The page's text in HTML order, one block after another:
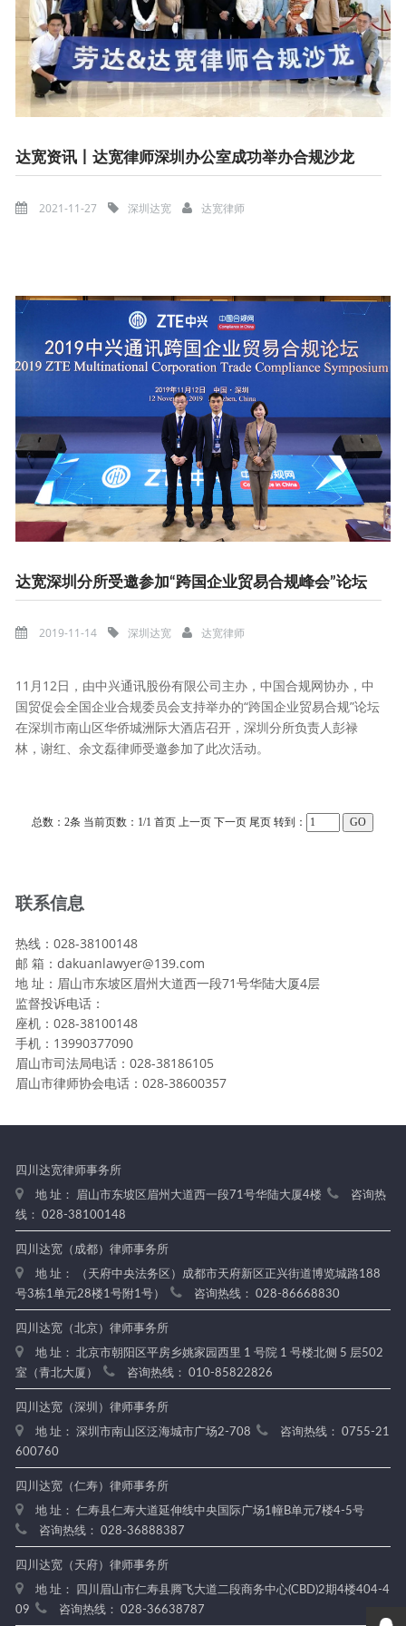
达宽资讯丨达宽律师深圳办公室成功举办合规沙龙
2021-11-27 深圳达宽 达宽律师
达宽深圳分所受邀参加“跨国企业贸易合规峰会”论坛
2019-11-14 深圳达宽 达宽律师
11月12日，由中兴通讯股份有限公司主办，中国合规网协办，中
国贸促会全国企业合规委员会支持举办的“跨国企业贸易合规”论坛
在深圳市南山区华侨城洲际大酒店召开，深圳分所负责人彭禄
林，谢红、余文磊律师受邀参加了此次活动。
总数：2条 当前页数： 1/1 首页 上一页 下一页 尾页 转到：
联系信息
热线：028-38100148
邮 箱：dakuanlawyer@139.com
地 址：眉山市东坡区眉州大道西一段71号华陆大厦4层
监督投诉电话：
座机：028-38100148
手机：13990377090
眉山市司法局电话：028-38186105
眉山市律师协会电话：028-38600357
四川达宽律师事务所
地 址： 眉山市东坡区眉州大道西一段71号华陆大厦4楼
咨询热
线： 028-38100148
四川达宽（成都）律师事务所
地 址： （天府中央法务区）成都市天府新区正兴街道博览城路188
号3栋1单元28楼1号附1号）
咨询热线： 028-86668830
四川达宽（北京）律师事务所
地 址： 北京市朝阳区平房乡姚家园西里 1 号院 1 号楼北侧 5 层502
室（青北大厦）
咨询热线： 010-85822826
四川达宽（深圳）律师事务所
地 址： 深圳市南山区泛海城市广场2-708
咨询热线： 0755-21
600760
四川达宽（仁寿）律师事务所
地 址： 仁寿县仁寿大道延伸线中央国际广场1幢B单元7楼4-5号
咨询热线： 028-36888387
四川达宽（天府）律师事务所
地 址： 四川眉山市仁寿县腾飞大道二段商务中心(CBD)2期4楼404-4
09
咨询热线： 028-36638787